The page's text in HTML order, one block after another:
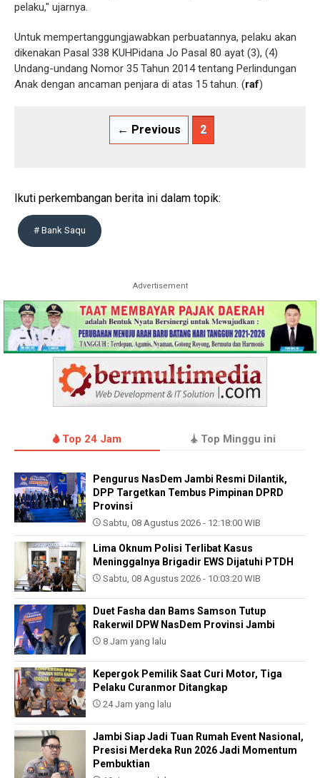
pelaku," ujarnya.
Untuk mempertanggungjawabkan perbuatannya, pelaku akan
dikenakan Pasal 338 KUHPidana Jo Pasal 80 ayat (3), (4)
Undang-undang Nomor 35 Tahun 2014 tentang Perlindungan
Anak dengan ancaman penjara di atas 15 tahun. (raf)
← Previous 2
Ikuti perkembangan berita ini dalam topik:
# Bank Saqu
Advertisement
Top 24 Jam Top Minggu ini
Pengurus NasDem Jambi Resmi Dilantik,
DPP Targetkan Tembus Pimpinan DPRD
Provinsi
Sabtu, 08 Agustus 2026 - 12:18:00 WIB
Lima Oknum Polisi Terlibat Kasus
Meninggalnya Brigadir EWS Dijatuhi PTDH
Sabtu, 08 Agustus 2026 - 10:03:20 WIB
Duet Fasha dan Bams Samson Tutup
Rakerwil DPW NasDem Provinsi Jambi
8 Jam yang lalu
Kepergok Pemilik Saat Curi Motor, Tiga
Pelaku Curanmor Ditangkap
24 Jam yang lalu
Jambi Siap Jadi Tuan Rumah Event Nasional,
Presisi Merdeka Run 2026 Jadi Momentum
Pembuktian